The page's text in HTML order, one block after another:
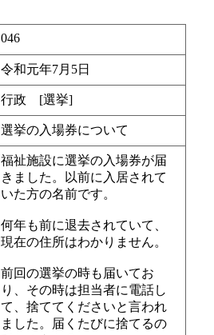
046
令和元年7月5日
行政 [選挙]
選挙の入場券について
福祉施設に選挙の入場券が届
きました。以前に入居されて
いた方の名前です。
何年も前に退去されていて、
現在の住所はわかりません。
前回の選挙の時も届いてお
り、その時は担当者に電話し
て、捨ててくださいと言われ
ました。届くたびに捨てるの